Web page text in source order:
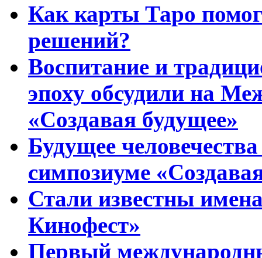
Как карты Таро
решений?
Воспитание и
эпоху обсудили на
«Создавая будущее»
Будущее
симпозиуме
Стали известны
Кинофест»
Первый